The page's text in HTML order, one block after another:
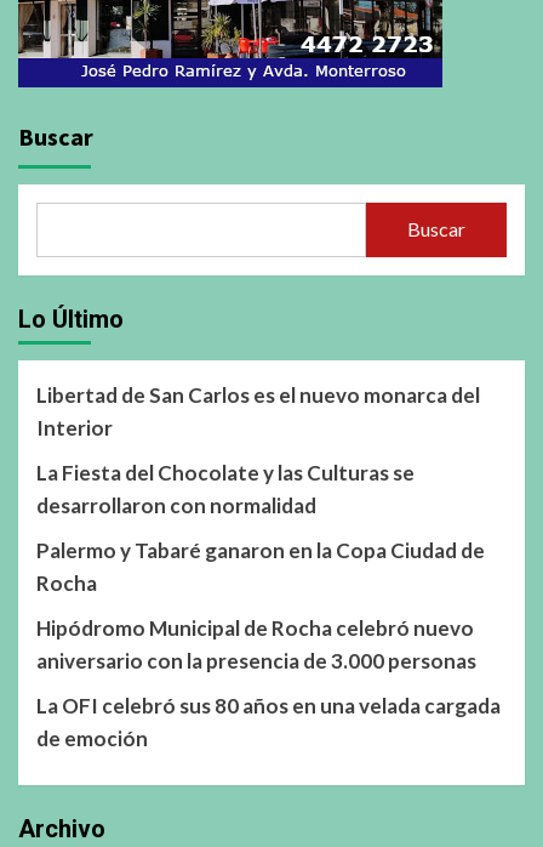
Buscar
Buscar
Lo Último
Libertad de San Carlos es el nuevo monarca del
Interior
La Fiesta del Chocolate y las Culturas se
desarrollaron con normalidad
Palermo y Tabaré ganaron en la Copa Ciudad de
Rocha
Hipódromo Municipal de Rocha celebró nuevo
aniversario con la presencia de 3.000 personas
La OFI celebró sus 80 años en una velada cargada
de emoción
Archivo